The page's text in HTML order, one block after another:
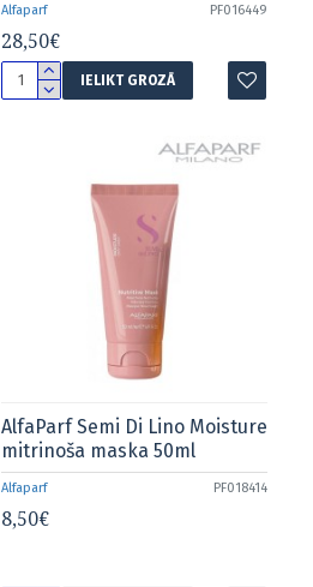
Alfaparf PF016449
28,50€
IELIKT GROZĀ
Alfaparf PF018414
AlfaParf Semi Di Lino Moisture
mitrinoša maska 50ml
8,50€